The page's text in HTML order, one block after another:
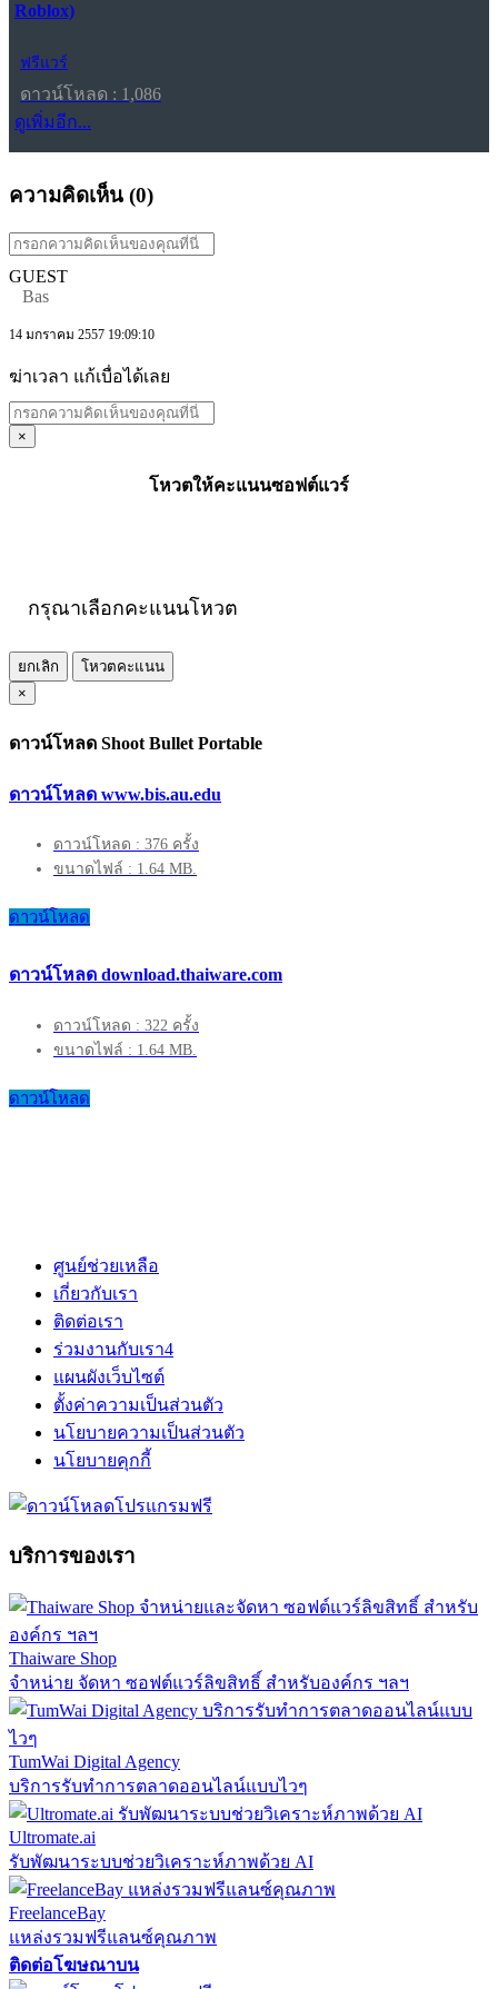
Roblox)
ฟรีแวร์
ดาวน์โหลด : 1,086
ดูเพิ่มอีก...
ความคิดเห็น (0)
GUEST
Bas
14 มกราคม 2557 19:09:10
ฆ่าเวลา แก้เบื่อได้เลย
×
โหวตให้คะแนนซอฟต์แวร์
กรุณาเลือกคะแนนโหวต
ยกเลิก
โหวตคะแนน
×
ดาวน์โหลด Shoot Bullet Portable
ดาวน์โหลด www.bis.au.edu
ดาวน์โหลด : 376 ครั้ง
ขนาดไฟล์ : 1.64 MB.
ดาวน์โหลด
ดาวน์โหลด download.thaiware.com
ดาวน์โหลด : 322 ครั้ง
ขนาดไฟล์ : 1.64 MB.
ดาวน์โหลด
ศูนย์ช่วยเหลือ
เกี่ยวกับเรา
ติดต่อเรา
ร่วมงานกับเรา4
แผนผังเว็บไซต์
ตั้งค่าความเป็นส่วนตัว
นโยบายความเป็นส่วนตัว
นโยบายคุกกี้
บริการของเรา
Thaiware Shop
จำหน่าย จัดหา ซอฟต์แวร์ลิขสิทธิ์ สำหรับองค์กร ฯลฯ
TumWai Digital Agency
บริการรับทำการตลาดออนไลน์แบบไวๆ
Ultromate.ai
รับพัฒนาระบบช่วยวิเคราะห์ภาพด้วย AI
FreelanceBay
แหล่งรวมฟรีแลนซ์คุณภาพ
ติดต่อโฆษณาบน